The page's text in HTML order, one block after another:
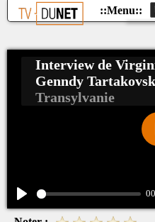
Play
Interview de
Genndy
Transylvanie